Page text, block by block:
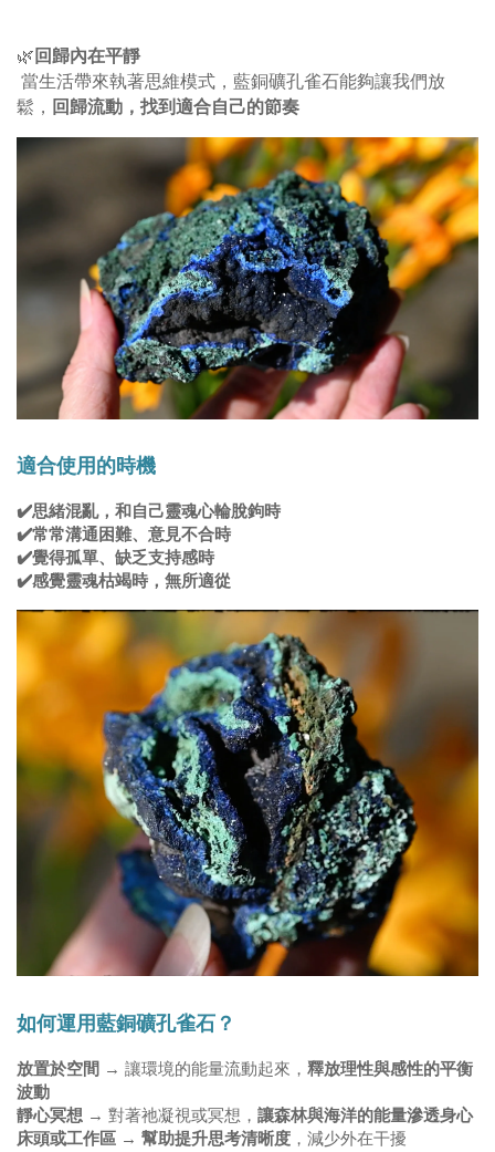
🌿 回歸內在平靜
鬆， 回歸流動，找到適合自己的節奏
適合使用的時機
✔️思緒混亂，和自己靈魂心輪脫鉤時
✔️常常溝通困難、意見不合時
✔️覺得孤單、缺乏支持感時
✔️感覺靈魂枯竭時，無所適從
如何運用藍銅礦孔雀石？
放置於空間 → 讓環境的能量流動起來， 釋放理性與感性的平衡
波動
靜心冥想 → 對著祂凝視或冥想， 讓森林與海洋的能量滲透身心
床頭或工作區 → 幫助提升思考清晰度 ，減少外在干擾